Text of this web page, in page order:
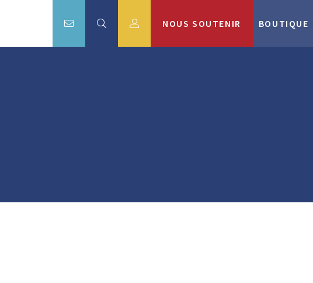
NOUS SOUTENIR BOUTIQUE